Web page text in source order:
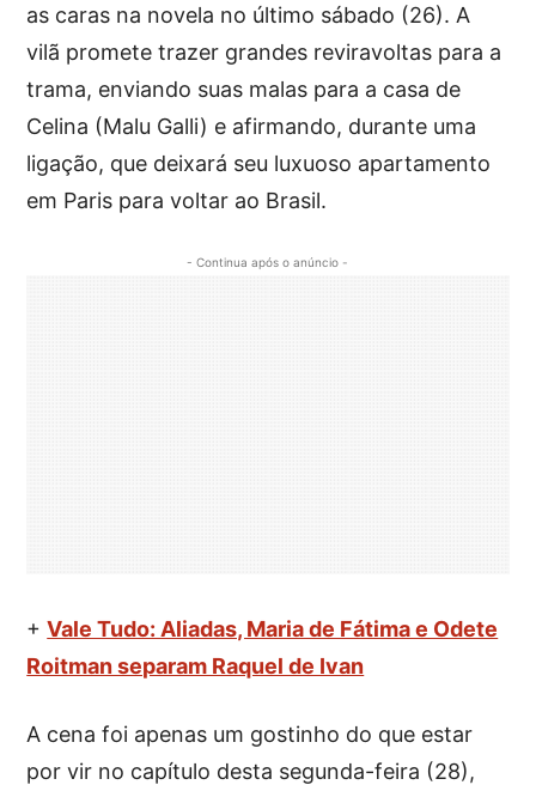
as caras na novela no último sábado (26). A
vilã promete trazer grandes reviravoltas para a
trama, enviando suas malas para a casa de
Celina (Malu Galli) e afirmando, durante uma
ligação, que deixará seu luxuoso apartamento
em Paris para voltar ao Brasil.
- Continua após o anúncio -
+Vale Tudo: Aliadas, Maria de Fátima e Odete
Roitman separam Raquel de Ivan
A cena foi apenas um gostinho do que estar
por vir no capítulo desta segunda-feira (28),